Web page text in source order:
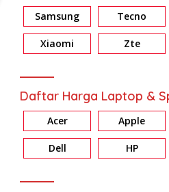
Review HONOR X7d: Baterai &
Memori Jumbo, Harga Masuk
Samsung Tecno
Xiaomi Zte
Daftar Harga Laptop &
Acer Apple
Dell HP